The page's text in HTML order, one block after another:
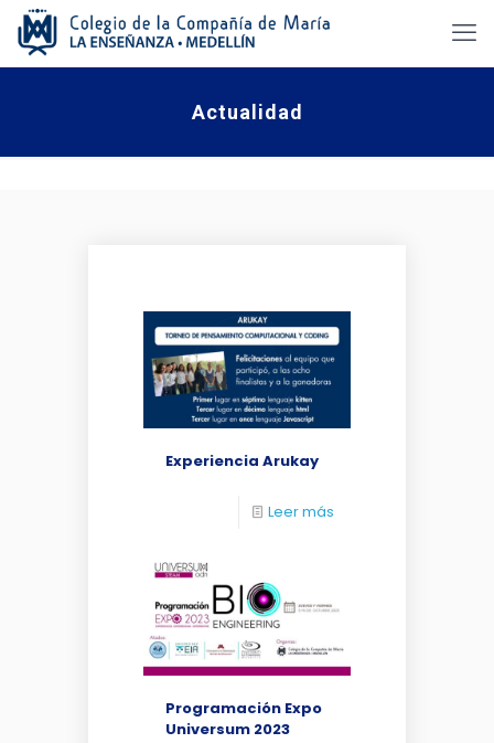
Actualidad
Experiencia Arukay
Leer más
Programación Expo
Universum 2023